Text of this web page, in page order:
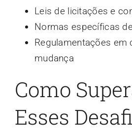
Leis de licitações e
Normas específicas
Regulamentações em
mudança
Como
Esses